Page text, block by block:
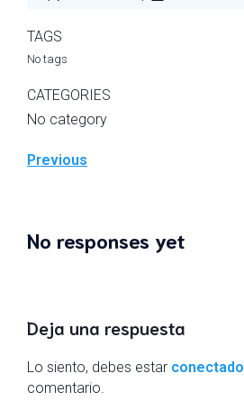
TAGS
No tags
CATEGORIES
No category
Previous
No responses yet
Deja una respuesta
Lo siento, debes estar conectado
comentario.